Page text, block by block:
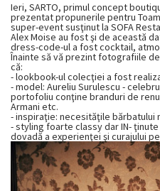
Ieri, SARTO, primul concept
prezentat propunerile pentru
super-event susţinut la SOFA
Alex Moise au fost şi de această
dress-code-ul a fost cocktail,
Înainte să vă prezint fotografiile
că:
- lookbook-ul colecţiei a fost
- model: Aureliu Surulescu -
portofoliu conţine branduri de
Armani etc.
- inspiraţie: necesităţile bărbatului
- styling foarte classy dar IN-
dovadă a experienţei şi curajului